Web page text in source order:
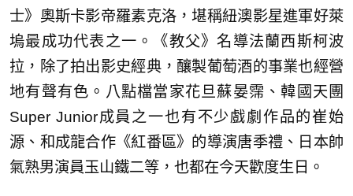
士》奧斯卡影帝羅素克洛，堪稱紐澳影星進軍好萊
塢最成功代表之一。《教父》名導法蘭西斯柯波
拉，除了拍出影史經典，釀製葡萄酒的事業也經營
地有聲有色。八點檔當家花旦蘇晏霈、韓國天團
Super Junior成員之一也有不少戲劇作品的崔始
源、和成龍合作《紅番區》的導演唐季禮、日本帥
氣熟男演員玉山鐵二等，也都在今天歡度生日。